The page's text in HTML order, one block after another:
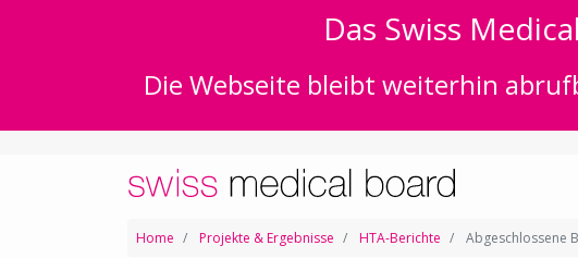
Das Swiss
Die Webseite bleibt weiterhin
Home Projekte & Ergebnisse HTA-Berichte Abgeschlossene